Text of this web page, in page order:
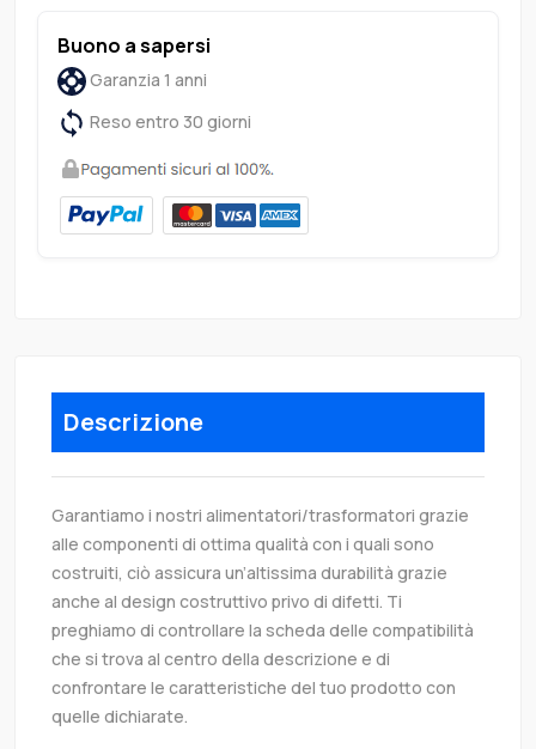
Buono a sapersi
Garanzia 1 anni
Reso entro 30 giorni
Descrizione
Garantiamo i nostri alimentatori/trasformatori grazie
alle componenti di ottima qualità con i quali sono
costruiti, ciò assicura un’altissima durabilità grazie
anche al design costruttivo privo di difetti. Ti
preghiamo di controllare la scheda delle compatibilità
che si trova al centro della descrizione e di
confrontare le caratteristiche del tuo prodotto con
quelle dichiarate.